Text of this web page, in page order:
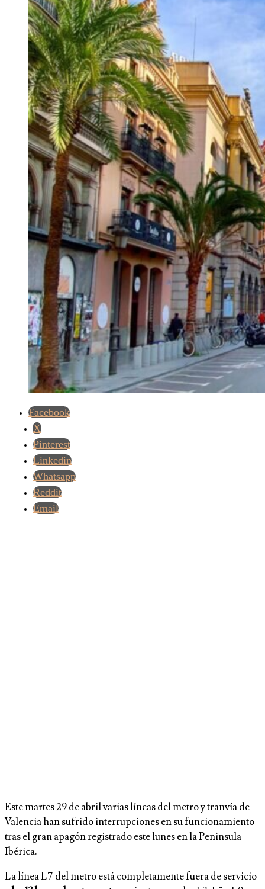
Facebook
X
Pinterest
Linkedin
Whatsapp
Reddit
Email
Este martes 29 de abril varias líneas del metro y tranvía de
Valencia han sufrido interrupciones en su funcionamiento
tras el gran apagón registrado este lunes en la Peninsula
Ibérica.
La línea L7 del metro está completamente fuera de servicio